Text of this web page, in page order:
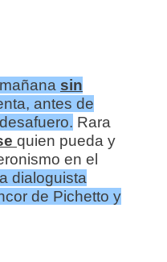
sin
antes de
Rara
quien pueda y
en el
dialoguista
de Pichetto y